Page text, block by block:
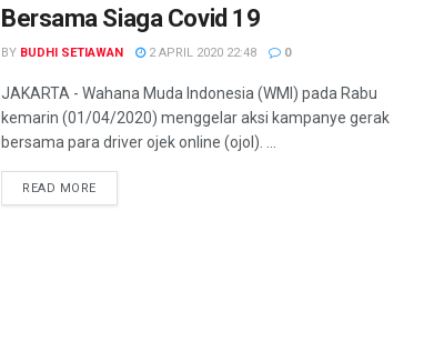
Bersama Siaga Covid 19
BY BUDHI SETIAWAN 2 APRIL 2020 22:48 0
JAKARTA - Wahana Muda Indonesia (WMI) pada Rabu
kemarin (01/04/2020) menggelar aksi kampanye gerak
bersama para driver ojek online (ojol). ...
READ MORE